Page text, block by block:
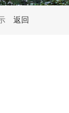
返回